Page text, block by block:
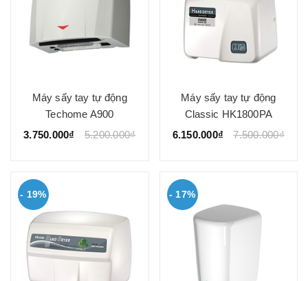
Máy sấy tay tự động
Techome A900
3.750.000₫
5.200.000₫
Máy sấy tay tự động
Classic HK1800PA
6.150.000₫
7.500.000₫
- 19% - 17%